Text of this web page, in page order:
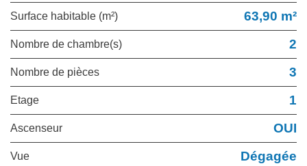
Surface habitable (m²) 63,90 m²
Nombre de chambre(s) 2
Nombre de pièces 3
Etage 1
Ascenseur OUI
Vue Dégagée